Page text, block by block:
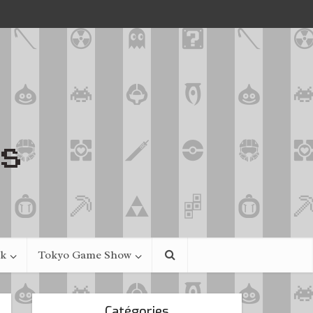
Tokyo Game Show